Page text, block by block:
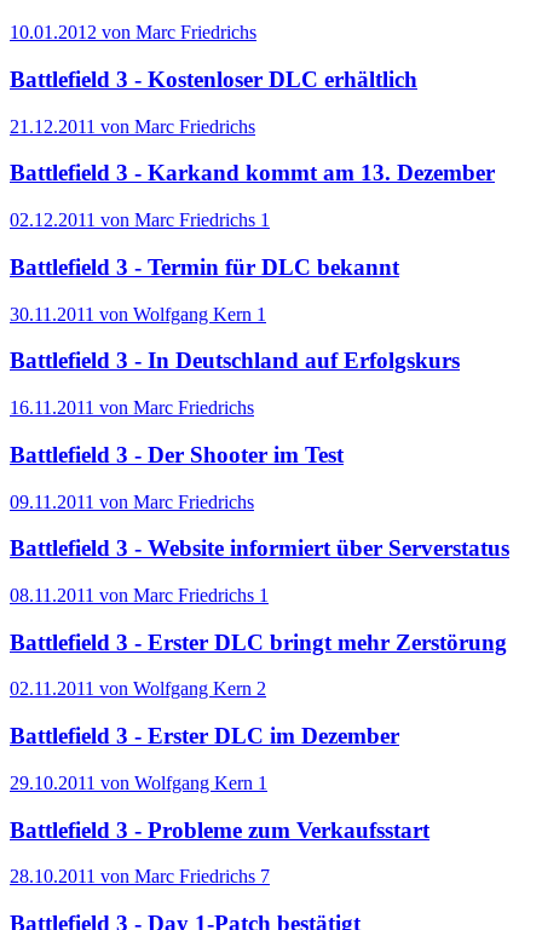
10.01.2012 von Marc Friedrichs
Battlefield 3 - Kostenloser DLC erhältlich
21.12.2011 von Marc Friedrichs
Battlefield 3 - Karkand kommt am 13. Dezember
02.12.2011 von Marc Friedrichs 1
Battlefield 3 - Termin für DLC bekannt
30.11.2011 von Wolfgang Kern 1
Battlefield 3 - In Deutschland auf Erfolgskurs
16.11.2011 von Marc Friedrichs
Battlefield 3 - Der Shooter im Test
09.11.2011 von Marc Friedrichs
Battlefield 3 - Website informiert über Serverstatus
08.11.2011 von Marc Friedrichs 1
Battlefield 3 - Erster DLC bringt mehr Zerstörung
02.11.2011 von Wolfgang Kern 2
Battlefield 3 - Erster DLC im Dezember
29.10.2011 von Wolfgang Kern 1
Battlefield 3 - Probleme zum Verkaufsstart
28.10.2011 von Marc Friedrichs 7
Battlefield 3 - Day 1-Patch bestätigt